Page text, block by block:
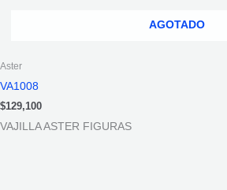
AGOTADO
Aster
VA1008
$129,100
VAJILLA ASTER FIGURAS